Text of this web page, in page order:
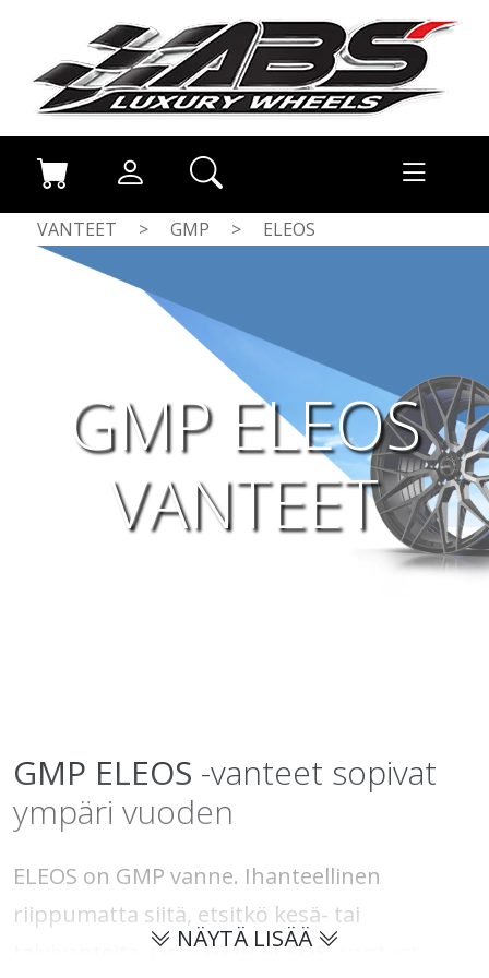
VANTEET > GMP > ELEOS
GMP ELEOS
VANTEET
GMP ELEOS -vanteet sopivat
ympäri vuoden
ELEOS on GMP vanne. Ihanteellinen
riippumatta siitä, etsitkö kesä- tai
talvivanteita. Osta GMP ELEOS-
NÄYTÄ LISÄÄ